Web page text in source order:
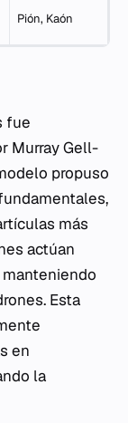
Pión, Kaón
fue
Murray Gell-
propuso
más
actúan
Esta
en
la